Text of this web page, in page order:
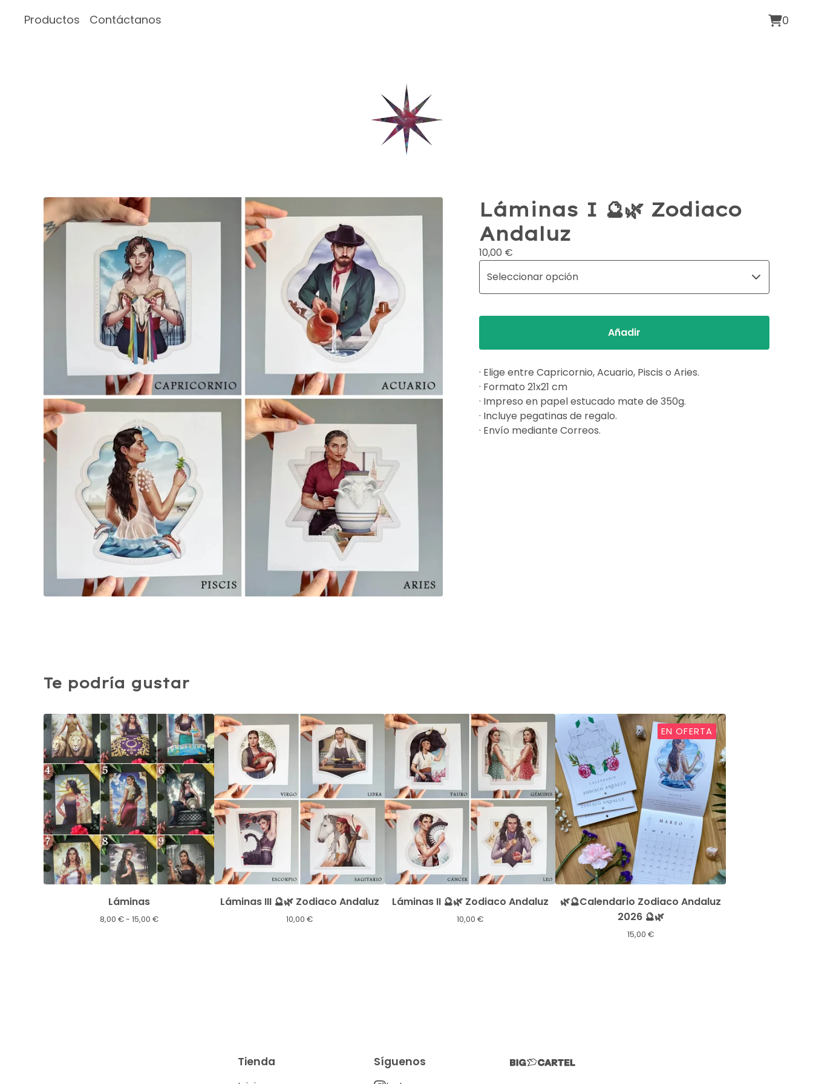
Productos Contáctanos 0
Láminas I 🔮🌿 Zodiaco
Andaluz
10,00 €
Añadir
· Elige entre Capricornio, Acuario, Piscis o Aries.
· Formato 21x21 cm
· Impreso en papel estucado mate de 350g.
· Incluye pegatinas de regalo.
· Envío mediante Correos.
Te podría gustar
Láminas
8,00 €- 15,00 €
Láminas III 🔮🌿 Zodiaco Andaluz
10,00 €
Láminas II 🔮🌿 Zodiaco Andaluz
10,00 €
EN OFERTA
🌿🔮Calendario Zodiaco Andaluz
2026 🔮🌿
15,00 €
Tienda Síguenos